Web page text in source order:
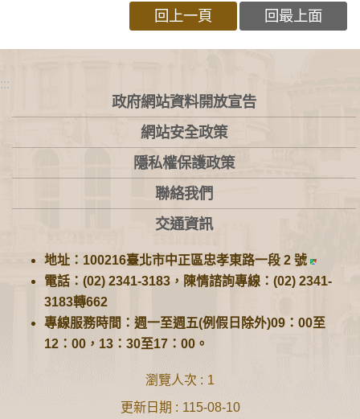
回上一頁 回最上面
:::
政府網站資料開放宣告
網站安全政策
隱私權保護政策
聯絡我們
交通資訊
地址：100216臺北市中正區忠孝東路一段 2 號
電話：(02) 2341-3183，陳情諮詢專線：(02) 2341-
3183轉662
專線服務時間：週一至週五(例假日除外)09：00至
12：00，13：30至17：00。
瀏覽人次
1
更新日期
115-08-10